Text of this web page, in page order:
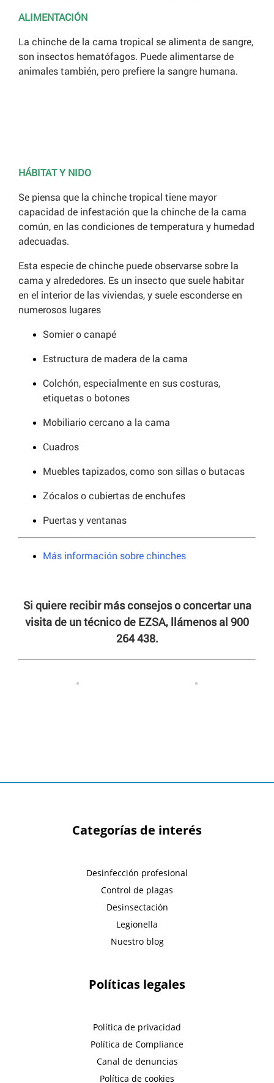
ALIMENTACIÓN
La chinche de la cama tropical se alimenta de sangre,
son insectos hematófagos. Puede alimentarse de
animales también, pero prefiere la sangre humana.
HÁBITAT Y NIDO
Se piensa que la chinche tropical tiene mayor
capacidad de infestación que la chinche de la cama
común, en las condiciones de temperatura y humedad
adecuadas.
Esta especie de chinche puede observarse sobre la
cama y alrededores. Es un insecto que suele habitar
en el interior de las viviendas, y suele esconderse en
numerosos lugares
Somier o canapé
Estructura de madera de la cama
Colchón, especialmente en sus costuras,
etiquetas o botones
Mobiliario cercano a la cama
Cuadros
Muebles tapizados, como son sillas o butacas
Zócalos o cubiertas de enchufes
Puertas y ventanas
Más información sobre chinches
Si quiere recibir más consejos o concertar una
visita de un técnico de EZSA, llámenos al 900
264 438.
Categorías de interés
Desinfección profesional
Control de plagas
Desinsectación
Legionella
Nuestro blog
Políticas legales
Política de privacidad
Política de Compliance
Canal de denuncias
Política de cookies